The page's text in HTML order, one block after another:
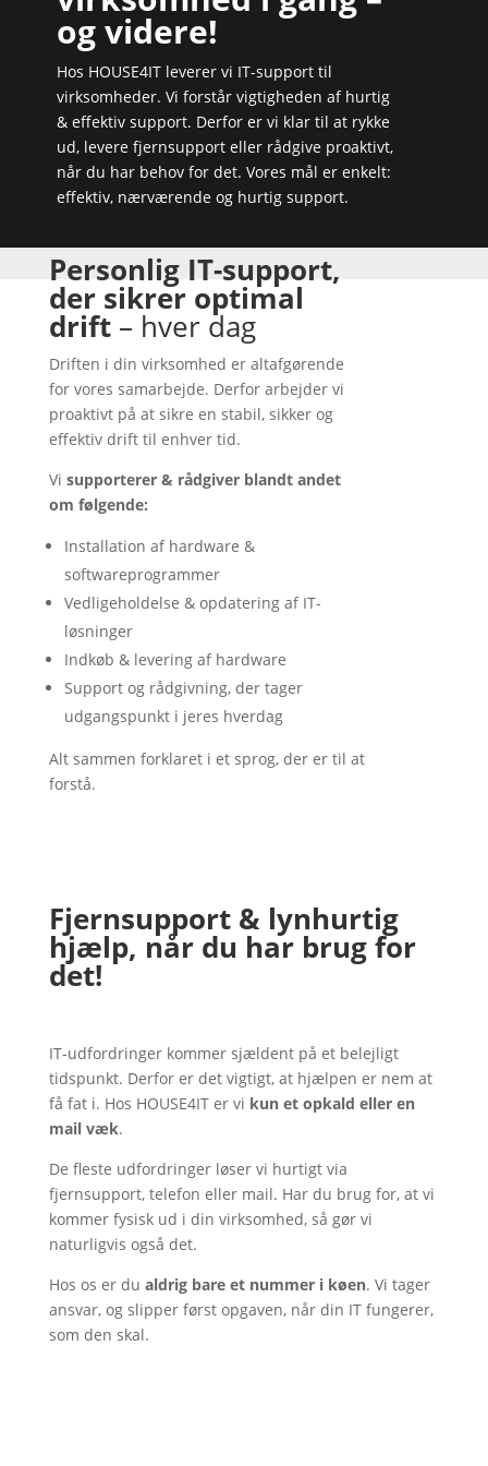
og videre!
Hos HOUSE4IT leverer vi IT-support til
virksomheder. Vi forstår vigtigheden af hurtig
& effektiv support. Derfor er vi klar til at rykke
ud, levere fjernsupport eller rådgive proaktivt,
når du har behov for det. Vores mål er enkelt:
effektiv, nærværende og hurtig support.
Personlig IT-support,
der sikrer optimal
drift– hver dag
Driften i din virksomhed er altafgørende
for vores samarbejde. Derfor arbejder vi
proaktivt på at sikre en stabil, sikker og
effektiv drift til enhver tid.
Vi supporterer & rådgiver blandt andet
om følgende:
Installation af hardware &
softwareprogrammer
Vedligeholdelse & opdatering af IT-
løsninger
Indkøb & levering af hardware
Support og rådgivning, der tager
udgangspunkt i jeres hverdag
Alt sammen forklaret i et sprog, der er til at
forstå.
Fjernsupport & lynhurtig
hjælp, når du har brug for
det!
IT-udfordringer kommer sjældent på et belejligt
tidspunkt. Derfor er det vigtigt, at hjælpen er nem at
få fat i. Hos HOUSE4IT er vi kun et opkald eller en
mail væk.
De fleste udfordringer løser vi hurtigt via
fjernsupport, telefon eller mail. Har du brug for, at vi
kommer fysisk ud i din virksomhed, så gør vi
naturligvis også det.
Hos os er du aldrig bare et nummer i køen. Vi tager
ansvar, og slipper først opgaven, når din IT fungerer,
som den skal.